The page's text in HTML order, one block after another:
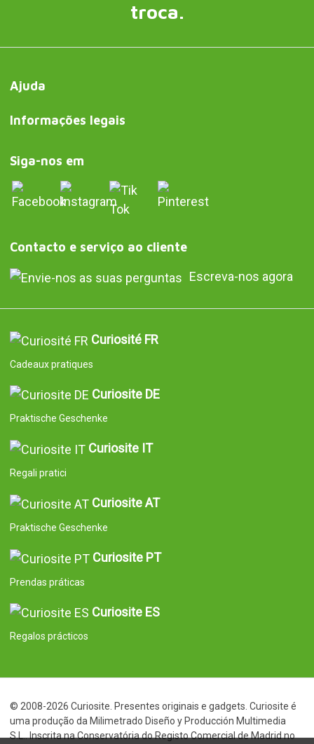
troca.
Ajuda
Informações legais
Siga-nos em
Contacto e serviço ao cliente
Escreva-nos agora
Curiosité FR
Cadeaux pratiques
Curiosite DE
Praktische Geschenke
Curiosite IT
Regali pratici
Curiosite AT
Praktische Geschenke
Curiosite PT
Prendas práticas
Curiosite ES
Regalos prácticos
© 2008-2026 Curiosite. Presentes originais e gadgets. Curiosite é
uma produção da Milimetrado Diseño y Producción Multimedia
S.L.. Inscrita na Conservatória do Registo Comercial de Madrid no